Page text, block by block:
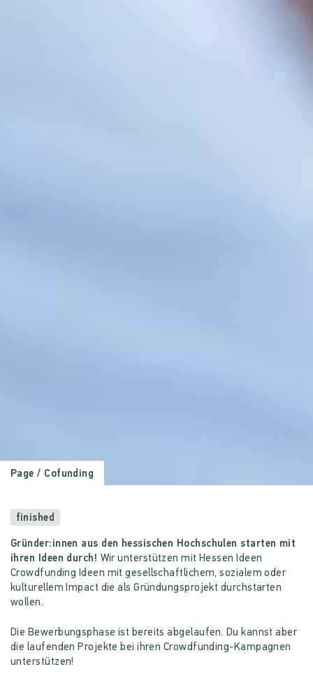
Page / Cofunding
finished
Gründer:innen aus den hessischen Hochschulen starten mit
ihren Ideen durch! Wir unterstützen mit Hessen Ideen
Crowdfunding Ideen mit gesellschaftlichem, sozialem oder
kulturellem Impact die als Gründungsprojekt durchstarten
wollen.
Die Bewerbungsphase ist bereits abgelaufen. Du kannst aber
die laufenden Projekte bei ihren Crowdfunding-Kampagnen
unterstützen!